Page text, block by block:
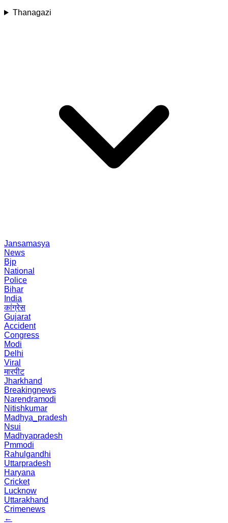
Thanagazi
Jansamasya
News
Bjp
National
Police
Bihar
India
कांग्रेस
Gujarat
Accident
Congress
Modi
Delhi
Viral
मारपीट
Jharkhand
Breakingnews
Narendramodi
Nitishkumar
Madhya_pradesh
Nsui
Madhyapradesh
Pmmodi
Rahulgandhi
Uttarpradesh
Haryana
Cricket
Lucknow
Uttarakhand
Crimenews
←